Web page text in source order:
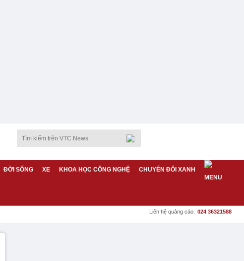
ĐỜI SỐNG XE KHOA HỌC CÔNG NGHỆ CHUYỂN ĐỔI XANH
Liên hệ quảng cáo: 024 36321588